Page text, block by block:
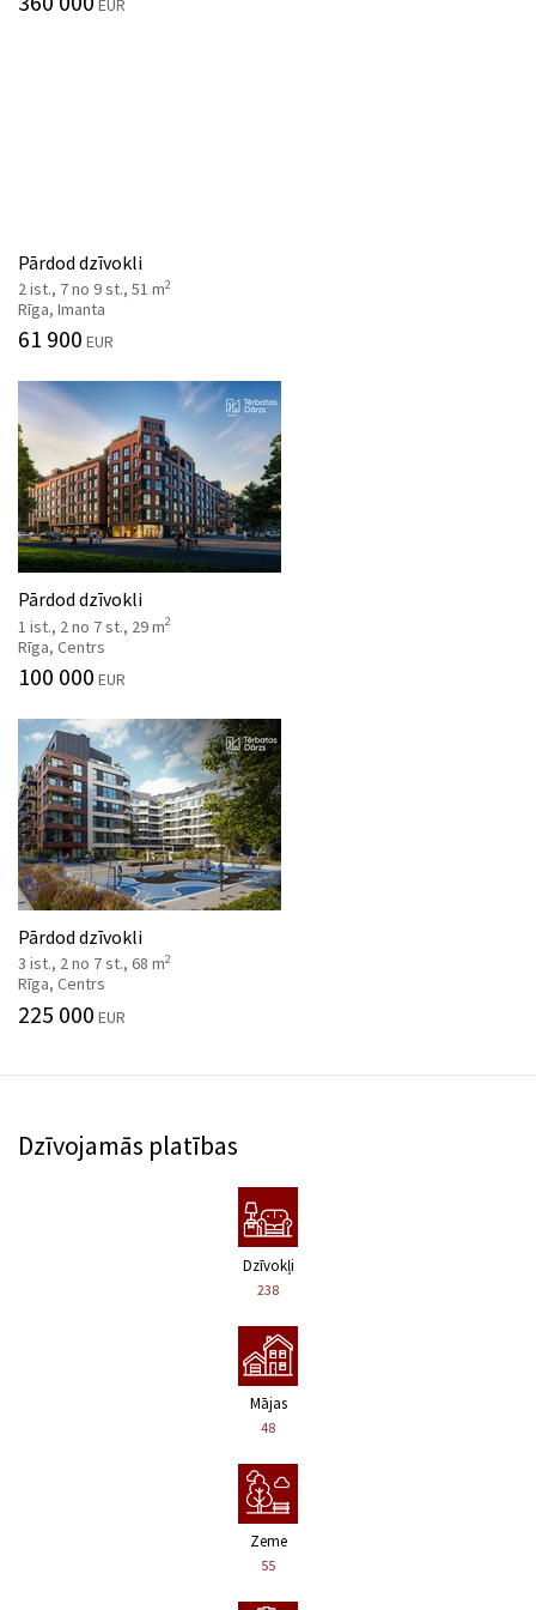
EUR
Pārdod dzīvokli
2 ist., 7 no 9 st., 51 m2
Rīga, Imanta
61 900 EUR
Pārdod dzīvokli
1 ist., 2 no 7 st., 29 m2
Rīga, Centrs
100 000 EUR
Pārdod dzīvokli
3 ist., 2 no 7 st., 68 m2
Rīga, Centrs
225 000 EUR
Dzīvojamās platības
Dzīvokļi
238
Mājas
48
Zeme
55